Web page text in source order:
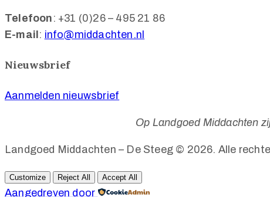
Telefoon : +31 (0)26 – 495 21 86
E-mail: info@middachten.nl
Nieuwsbrief
Aanmelden nieuwsbrief
Op Landgoed Middachten
Landgoed Middachten – De Steeg © 2026. Alle
Customize Reject All Accept All
Aangedreven door